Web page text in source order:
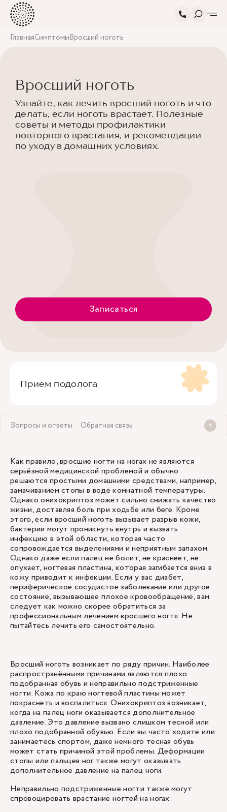
ГлавнаяСимптомыВросший ноготь
Вросший ноготь
Узнайте, как лечить вросший ноготь и что
делать, если ноготь врастает. Полезные
советы и методы профилактики
повторного врастания, и рекомендации
по уходу в домашних условиях.
Записаться
Прием подолога
Вопросы и ответы Обратная связь
Как правило, вросшие ногти на ногах не являются
серьёзной медицинской проблемой и обычно
решаются простыми домашними средствами, например,
замачиванием стопы в воде комнатной температуры.
Однако онихокриптоз может сильно снижать качество
жизни, доставляя боль при ходьбе или беге. Кроме
этого, если вросший ноготь вызывает разрыв кожи,
бактерии могут проникнуть внутрь и вызвать
инфекцию в этой области, которая часто
сопровождается выделениями и неприятным запахом.
Однако даже если палец не болит, не краснеет, не
опухает, ногтевая пластина, которая загибается вниз в
кожу приводит к инфекции. Если у вас диабет,
периферическое сосудистое заболевание или другое
состояние, вызывающее плохое кровообращение, вам
следует как можно скорее обратиться за
профессиональным лечением вросшего ногтя. Не
пытайтесь лечить его самостоятельно.
Вросший ноготь возникает по ряду причин. Наиболее
распространёнными причинами являются плохо
подобранная обувь и неправильно подстриженные
ногти. Кожа по краю ногтевой пластины может
покраснеть и воспалиться. Онихокриптоз возникает,
когда на палец ноги оказывается дополнительное
давление. Это давление вызвано слишком тесной или
плохо подобранной обувью. Если вы часто ходите или
занимаетесь спортом, даже немного тесная обувь
может стать причиной этой проблемы. Деформации
стопы или пальцев ног также могут оказывать
дополнительное давление на палец ноги.
Неправильно подстриженные ногти также могут
спровоцировать врастание ногтей на ногах: